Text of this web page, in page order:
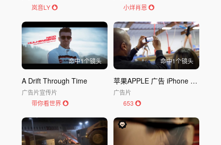
岚音LY
小烊肖恩
命中1个镜头
A Drift Through Time​
广告片宣传片
带你看世界
命中1个镜头
苹果APPLE 广告 iPhone 5 - 照片每一天
广告片
653